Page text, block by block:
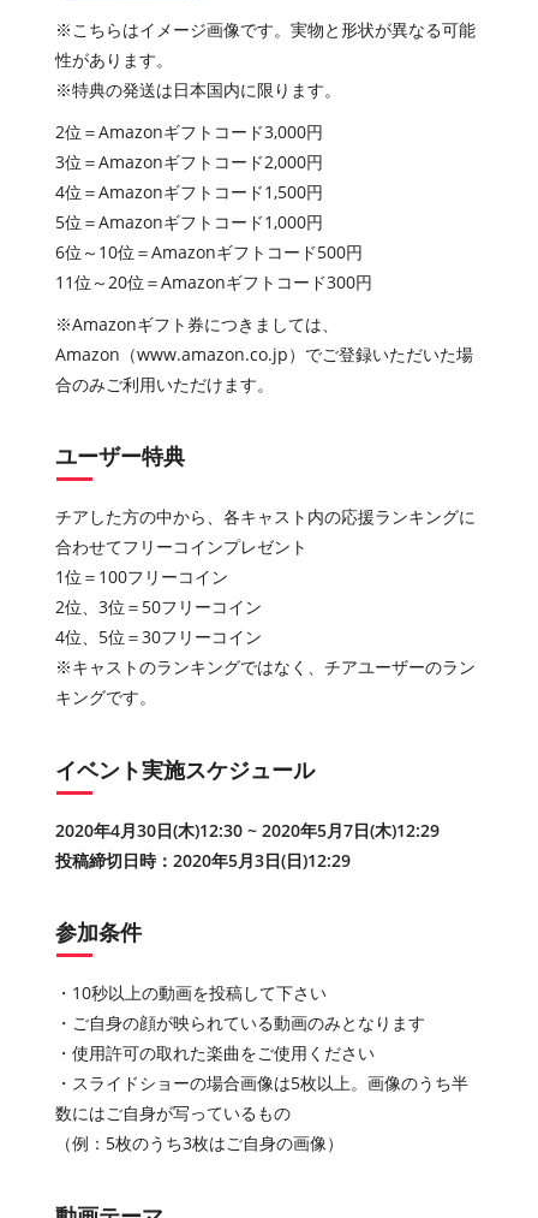
※こちらはイメージ画像です。実物と形状が異なる可能
性があります。
※特典の発送は日本国内に限ります。
2位＝Amazonギフトコード3,000円
3位＝Amazonギフトコード2,000円
4位＝Amazonギフトコード1,500円
5位＝Amazonギフトコード1,000円
6位～10位＝Amazonギフトコード500円
11位～20位＝Amazonギフトコード300円
※Amazonギフト券につきましては、
Amazon（www.amazon.co.jp）でご登録いただいた場
合のみご利用いただけます。
ユーザー特典
チアした方の中から、各キャスト内の応援ランキングに
合わせてフリーコインプレゼント
1位＝100フリーコイン
2位、3位＝50フリーコイン
4位、5位＝30フリーコイン
※キャストのランキングではなく、チアユーザーのラン
キングです。
イベント実施スケジュール
2020年4月30日(木)12:30 ~ 2020年5月7日(木)12:29
投稿締切日時：2020年5月3日(日)12:29
参加条件
・10秒以上の動画を投稿して下さい
・ご自身の顔が映られている動画のみとなります
・使用許可の取れた楽曲をご使用ください
・スライドショーの場合画像は5枚以上。画像のうち半
数にはご自身が写っているもの
（例：5枚のうち3枚はご自身の画像）